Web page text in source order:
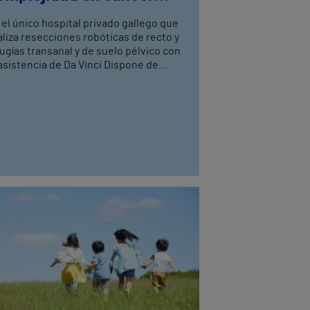
el único hospital privado gallego que
resecciones robóticas de recto y
transanal y de suelo pélvico con
de Da Vinci Dispone de